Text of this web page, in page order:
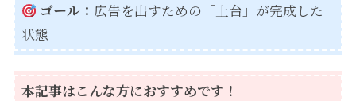
ゴール： 広告を出すための「土台」が完成した
状態
本記事はこんな方におすすめです！